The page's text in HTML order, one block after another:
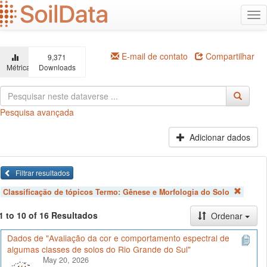
Ir
para
o
principal
Métricas
9,371
Downloads
E-mail de contato Compartilhar
Pesquisa avançada
Adicionar dados
Filtrar resultados
Classificação de tópicos Termo: Gênese e Morfologia do Solo
to 10 of 16 Resultados
Ordenar
Dados de "Avaliação da cor e comportamento espectral de
algumas classes de solos do Rio Grande do Sul"
May 20, 2026